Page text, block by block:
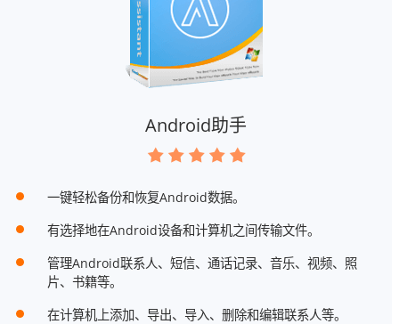
Android助手
一键轻松备份和恢复Android数据。
有选择地在Android设备和计算机之间传输文件。
管理Android联系人、短信、通话记录、音乐、视频、照
片、书籍等。
在计算机上添加、导出、导入、删除和编辑联系人等。